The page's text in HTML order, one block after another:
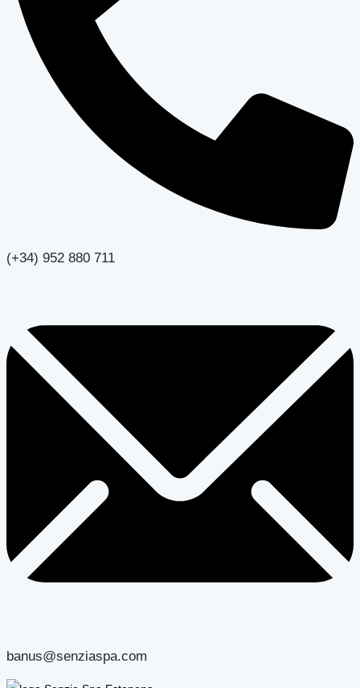
(+34) 952 880 711
banus@senziaspa.com